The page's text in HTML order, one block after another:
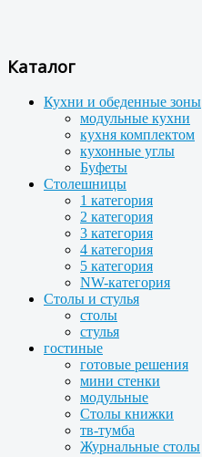
Каталог
Кухни и обеденные зоны
модульные кухни
кухня комплектом
кухонные углы
Буфеты
Столешницы
1 категория
2 категория
3 категория
4 категория
5 категория
NW-категория
Столы и стулья
столы
стулья
гостиные
готовые решения
мини стенки
модульные
Столы книжки
тв-тумба
Журнальные столы